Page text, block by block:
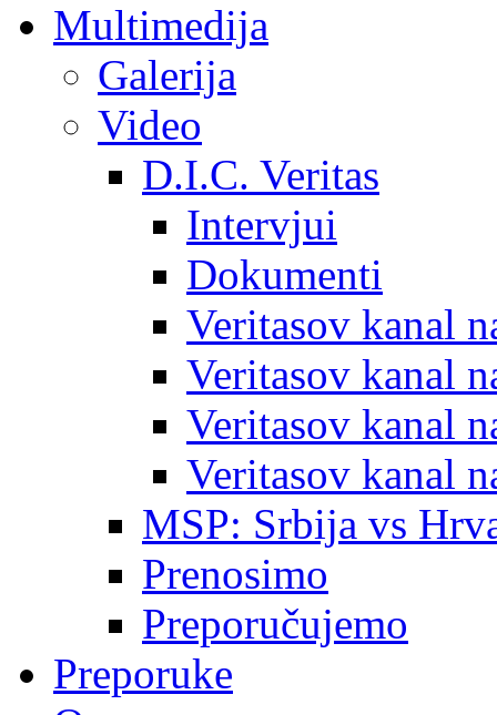
Multimedija
Galerija
Video
D.I.C. Veritas
Intervjui
Dokumenti
Veritasov kanal
Veritasov kanal
Veritasov kanal
Veritasov kanal
MSP: Srbija vs
Prenosimo
Preporučujemo
Preporuke